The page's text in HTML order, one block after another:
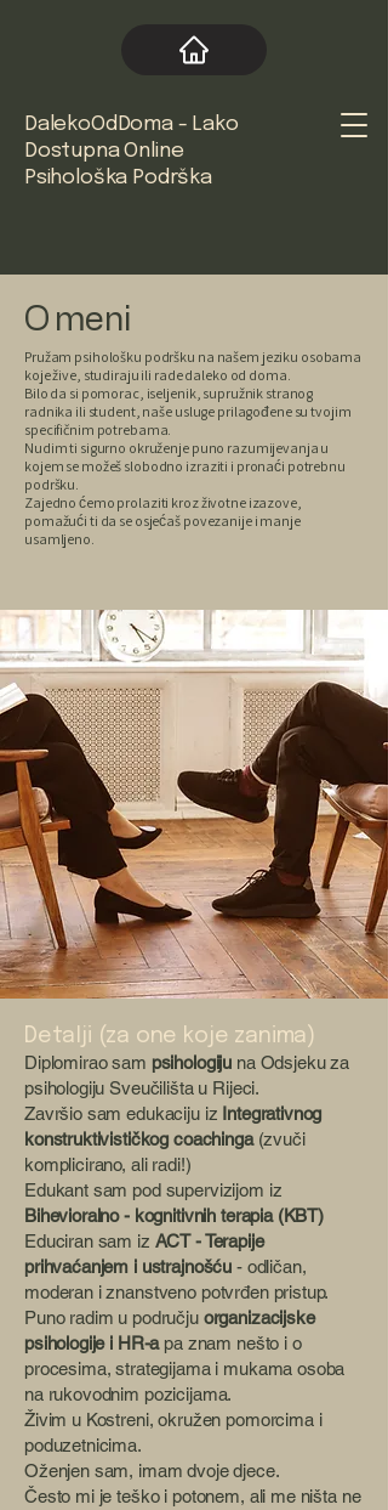
DalekoOdDoma - Lako
Dostupna Online
Psihološka Podrška
O meni
Pružam psihološku podršku na našem jeziku osobama
koje žive, studiraju ili rade daleko od doma.
Bilo da si pomorac, iseljenik, supružnik stranog
radnika ili student, naše usluge prilagođene su tvojim
specifičnim potrebama.
Nudim ti sigurno okruženje puno razumijevanja u
kojem se možeš slobodno izraziti i pronaći potrebnu
podršku.
Zajedno ćemo prolaziti kroz životne izazove,
pomažući ti da se osjećaš povezanije i manje
usamljeno.
Detalji (za one koje zanima)
Diplomirao sam psihologiju na Odsjeku za
psihologiju Sveučilišta u Rijeci.
Završio sam edukaciju iz Integrativnog
konstruktivističkog coachinga(zvuči
komplicirano, ali radi!)
Edukant sam pod supervizijom iz
Bihevioralno - kognitivnih terapia (KBT)
Educiran sam iz ACT - Terapije
prihvaćanjem i ustrajnošću - odličan,
moderan i znanstveno potvrđen pristup.
Puno radim u području organizacijske
psihologije i HR-apa znam nešto i o
procesima, strategijama i mukama osoba
na rukovodnim pozicijama.
Živim u Kostreni, okružen pomorcima i
poduzetnicima.
Oženjen sam, imam dvoje djece.
Često mi je teško i potonem, ali me ništa ne